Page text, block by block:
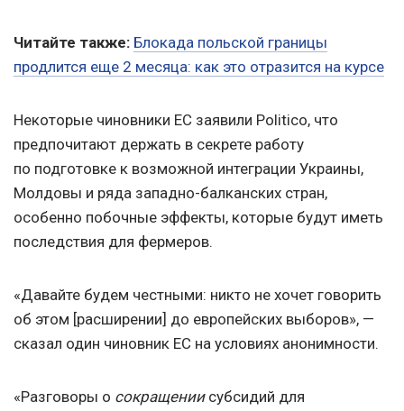
Читайте также: Блокада польской границы
продлится еще 2 месяца: как это отразится на курсе
Некоторые чиновники ЕС заявили Politico, что
предпочитают держать в секрете работу
по подготовке к возможной интеграции Украины,
Молдовы и ряда западно-балканских стран,
особенно побочные эффекты, которые будут иметь
последствия для фермеров.
«Давайте будем честными: никто не хочет говорить
об этом [расширении] до европейских выборов», —
сказал один чиновник ЕС на условиях анонимности.
«Разговоры о сокращениисубсидий для